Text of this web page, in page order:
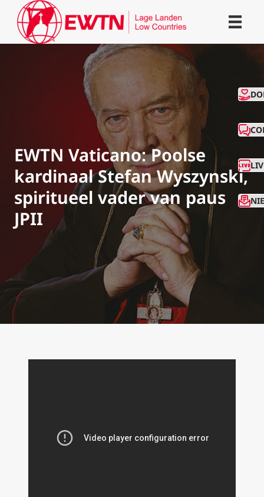
EWTN Vaticano: Poolse
kardinaal Stefan Wyszynski,
spiritueel vader van paus
JPII